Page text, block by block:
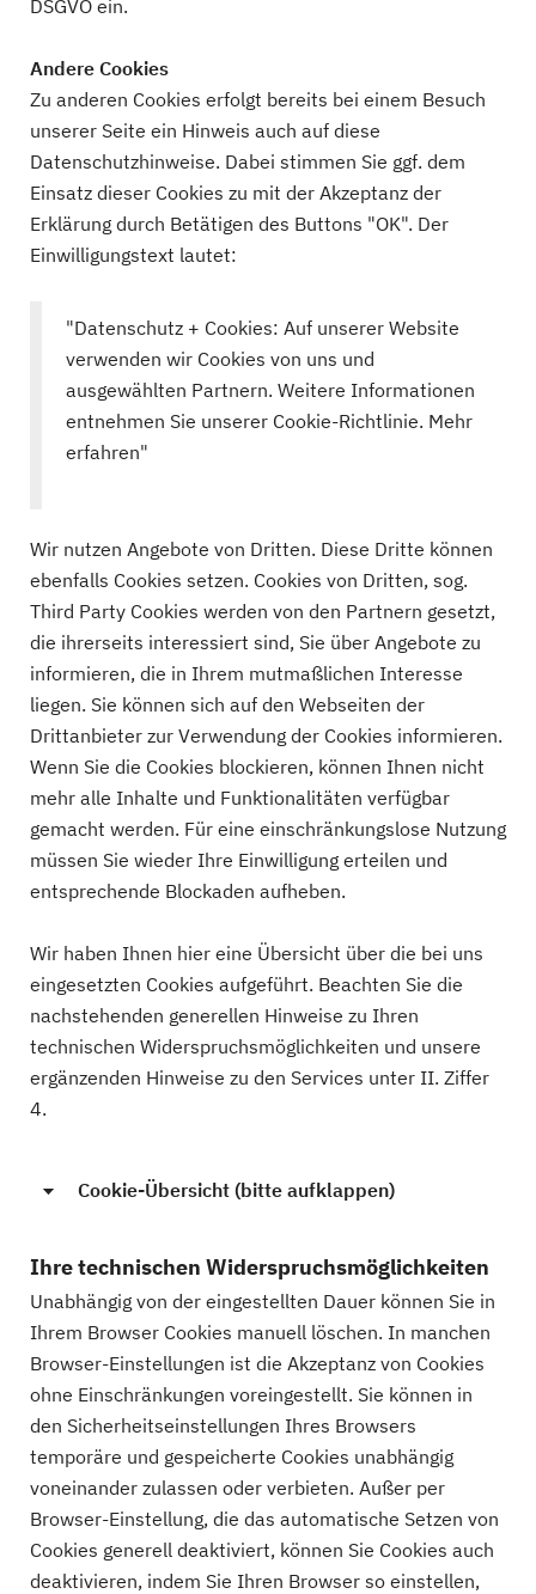
DSGVO ein.
Andere Cookies
Zu anderen Cookies erfolgt bereits bei einem Besuch
unserer Seite ein Hinweis auch auf diese
Datenschutzhinweise. Dabei stimmen Sie ggf. dem
Einsatz dieser Cookies zu mit der Akzeptanz der
Erklärung durch Betätigen des Buttons "OK". Der
Einwilligungstext lautet:
"Datenschutz + Cookies: Auf unserer Website
verwenden wir Cookies von uns und
ausgewählten Partnern. Weitere Informationen
entnehmen Sie unserer Cookie-Richtlinie. Mehr
erfahren"
Wir nutzen Angebote von Dritten. Diese Dritte können
ebenfalls Cookies setzen. Cookies von Dritten, sog.
Third Party Cookies werden von den Partnern gesetzt,
die ihrerseits interessiert sind, Sie über Angebote zu
informieren, die in Ihrem mutmaßlichen Interesse
liegen. Sie können sich auf den Webseiten der
Drittanbieter zur Verwendung der Cookies informieren.
Wenn Sie die Cookies blockieren, können Ihnen nicht
mehr alle Inhalte und Funktionalitäten verfügbar
gemacht werden. Für eine einschränkungslose Nutzung
müssen Sie wieder Ihre Einwilligung erteilen und
entsprechende Blockaden aufheben.
Wir haben Ihnen hier eine Übersicht über die bei uns
eingesetzten Cookies aufgeführt. Beachten Sie die
nachstehenden generellen Hinweise zu Ihren
technischen Widerspruchsmöglichkeiten und unsere
ergänzenden Hinweise zu den Services unter II. Ziffer
4.
Cookie-Übersicht (bitte aufklappen)
Ihre technischen Widerspruchsmöglichkeiten
Unabhängig von der eingestellten Dauer können Sie in
Ihrem Browser Cookies manuell löschen. In manchen
Browser-Einstellungen ist die Akzeptanz von Cookies
ohne Einschränkungen voreingestellt. Sie können in
den Sicherheitseinstellungen Ihres Browsers
temporäre und gespeicherte Cookies unabhängig
voneinander zulassen oder verbieten. Außer per
Browser-Einstellung, die das automatische Setzen von
Cookies generell deaktiviert, können Sie Cookies auch
deaktivieren, indem Sie Ihren Browser so einstellen,